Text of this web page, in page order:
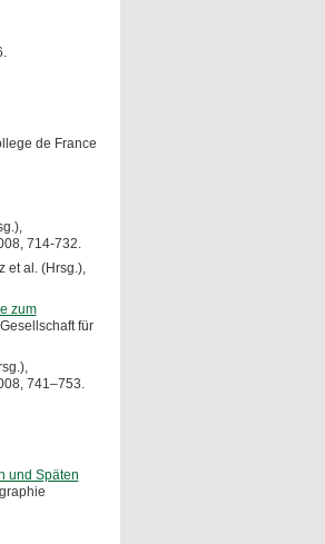
de France
714-732.
et al. (Hrsg.),
zum
für
741–753.
und Späten